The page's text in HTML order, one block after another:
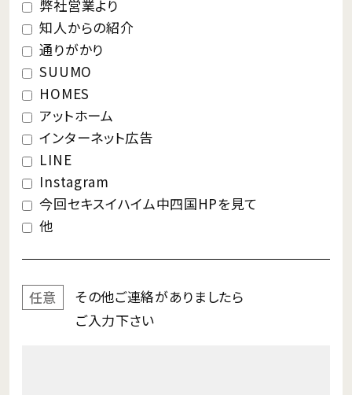
弊社営業より
知人からの紹介
通りがかり
SUUMO
HOMES
アットホーム
インターネット広告
LINE
Instagram
今回セキスイハイム中四国HPを見て
他
任意 その他ご連絡がありましたら
ご入力下さい